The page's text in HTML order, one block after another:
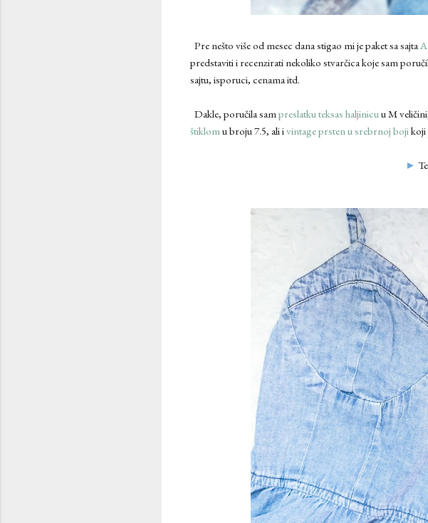
Pre nešto više od mesec dana stigao mi je paket sa sajta
predstaviti i recenzirati nekoliko stvarčica koje sam
sajtu, isporuci, cenama itd.
Dakle, poručila sam preslatku teksas haljinicu u M
štiklom u broju 7.5, ali i vintage prsten u srebrnoj boji koji
►